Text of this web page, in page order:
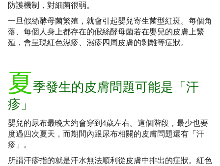
防護機制，對細菌很弱。
一旦假絲酵母菌繁殖，就會引起嬰兒寄生菌型紅斑。每個角
落、每個人身上都存在的假絲酵母菌若在嬰兒的皮膚上繁
殖，會呈現紅色濕疹、濕疹四周皮膚的剝離等症狀。
夏 季發生的皮膚問題可能是「汗
疹」
嬰兒的尿布最晚大約會穿到4歲左右。這個階段，最少也要
度過四次夏天，而期間內跟尿布相關的皮膚問題還有「汗
疹」。
所謂汗疹指的就是汗水無法順利從皮膚中排出的症狀。紅色